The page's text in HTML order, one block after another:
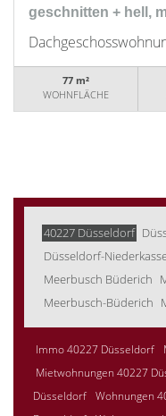
geschnitten + hell,
77 m²
WOHNFLÄCHE
40227 Düsseldorf
Düsseldorf-
Meerbusch Büderich
Meerbusch-Büderich
Immo 40227 Düsseldorf
Mietwohnungen 40227
Düsseldorf Wohnungen